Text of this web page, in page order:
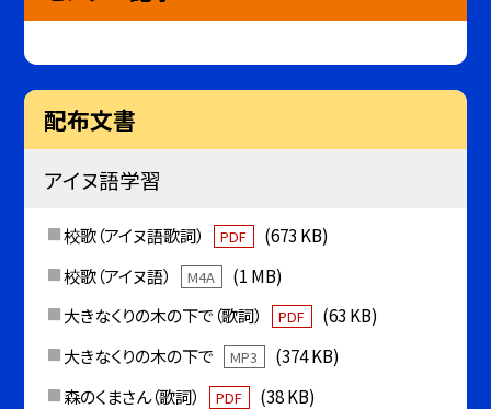
配布文書
アイヌ語学習
校歌（アイヌ語歌詞） PDF
(673 KB)
校歌（アイヌ語）
M4A
(1 MB)
大きなくりの木の下で（歌詞）
PDF
(63 KB)
大きなくりの木の下で
MP3
(374 KB)
森のくまさん（歌詞）
PDF
(38 KB)